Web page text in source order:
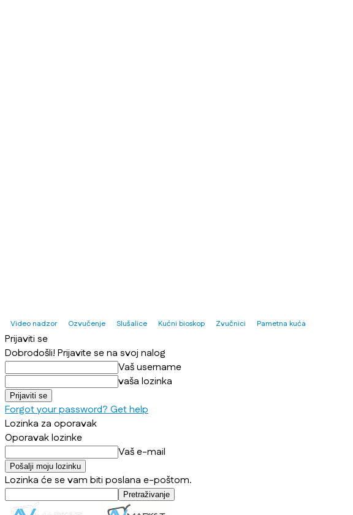
Video nadzor Ozvučenje Slušalice Kućni bioskop Zvučnici Pametna kuća
Prijaviti se
Dobrodošli! Prijavite se na svoj nalog
Vaš username
vaša lozinka
Forgot your password? Get help
Lozinka za oporavak
Oporavak lozinke
Vaš e-mail
Lozinka će se vam biti poslana e-poštom.